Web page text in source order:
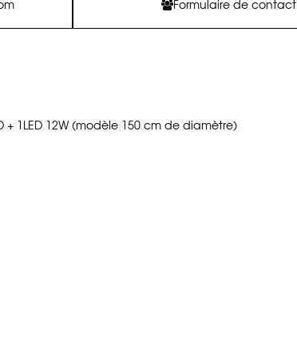
Formulaire de contact
+ 1LED 12W (modèle 150 cm de diamètre)